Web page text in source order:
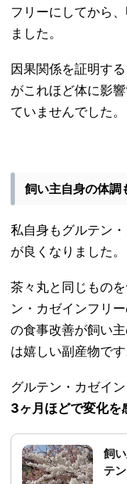
フリーにしてから
ました。
因果関係を証明す
がこれほど体に影
ていませんでした。
飼い主自身の体調
私自身もグルテン
が良くなりました。
茶々丸と同じもの
ン・カゼインフリ
の食事改善が飼い
は嬉しい副産物です
グルテン・カゼイ
3ヶ月ほどで変化を
飼
テ